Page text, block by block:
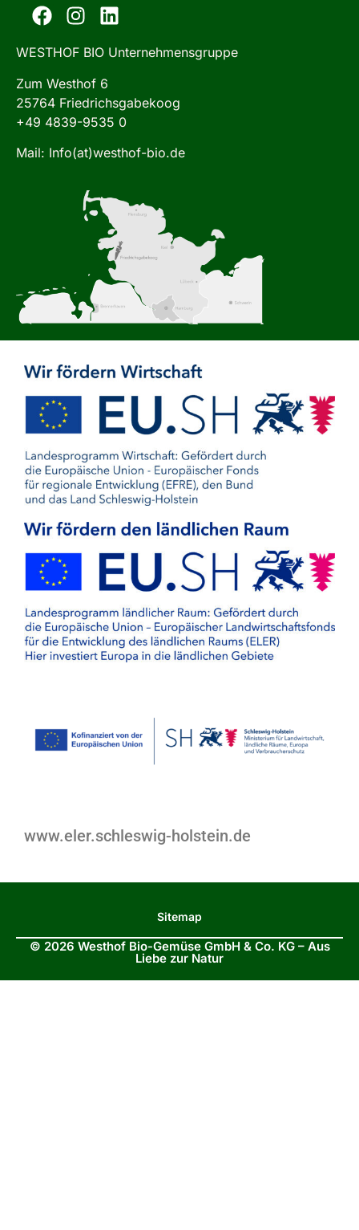
WESTHOF BIO Unternehmensgruppe
Zum Westhof 6
25764 Friedrichsgabekoog
+49 4839-9535 0
Mail: Info(at)westhof-bio.de
www.eler.schleswig-holstein.de
Sitemap
© 2026 Westhof Bio-Gemüse GmbH & Co. KG – Aus
Liebe zur Natur